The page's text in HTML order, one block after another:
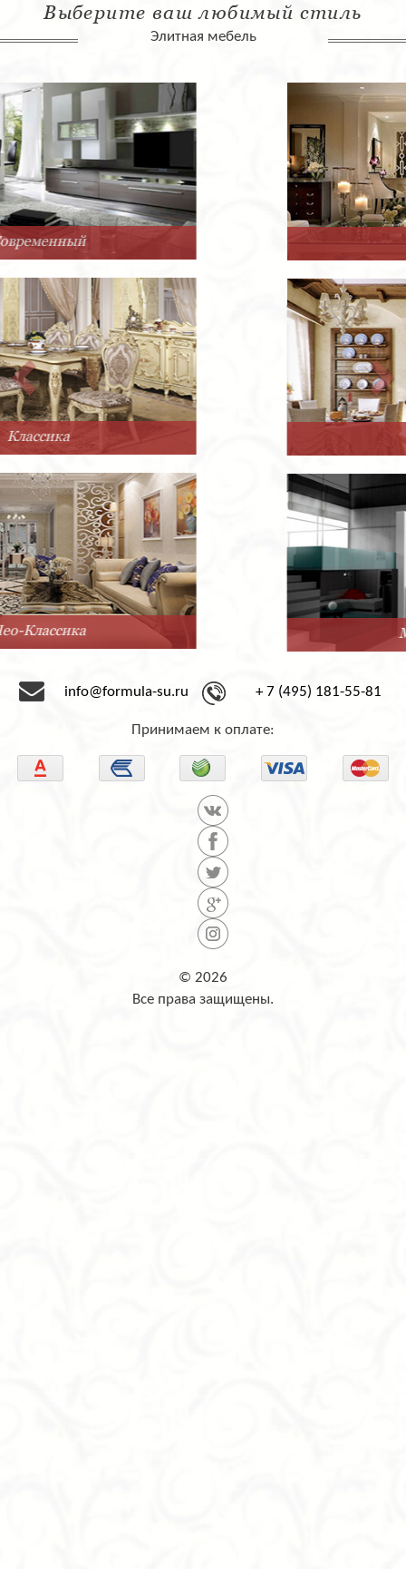
Выберите ваш любимый стиль
Элитная мебель
Минимализм
info@formula-su.ru + 7 (495) 181-55-81
Принимаем к оплате:
© 2026
Все права защищены.